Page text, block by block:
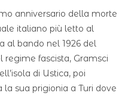
anniversario della morte
italiano più letto al
al bando nel 1926 del
fascista, Gramsci
di Ustica, poi
sua prigionia a Turi dove